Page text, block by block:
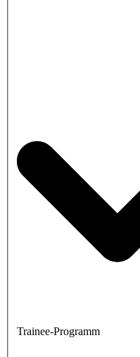
Trainee-Programm